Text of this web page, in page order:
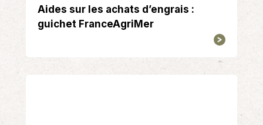
Aides sur les achats d’engrais :
guichet FranceAgriMer